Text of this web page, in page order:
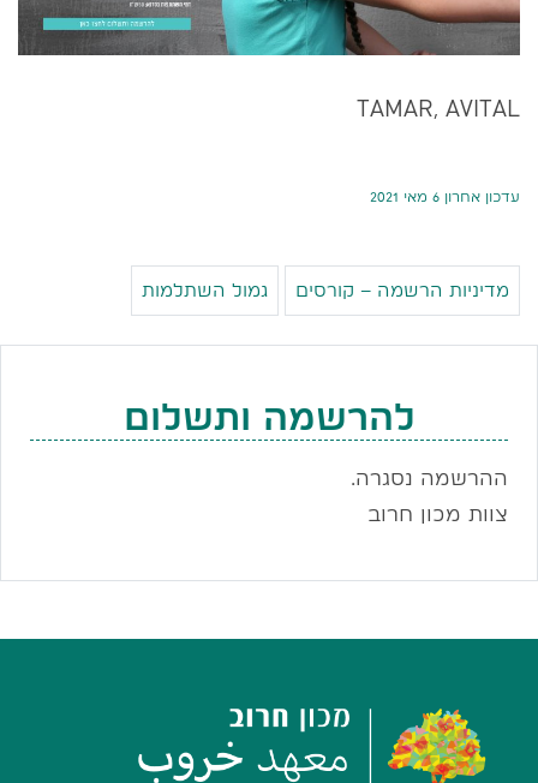
TAMAR, AVITAL
עדכון אחרון 6 מאי 2021
מדיניות הרשמה – קורסים גמול השתלמות
להרשמה ותשלום
ההרשמה נסגרה.
צוות מכון חרוב